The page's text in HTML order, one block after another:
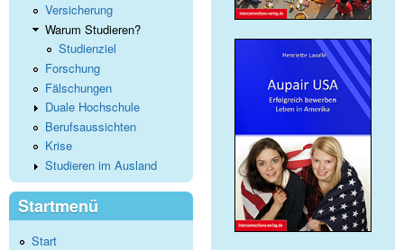
Versicherung
Warum Studieren?
Studienziel
Forschung
Fälschungen
Duale Hochschule
Berufsaussichten
Krise
Studieren im Ausland
Startmenü
Start